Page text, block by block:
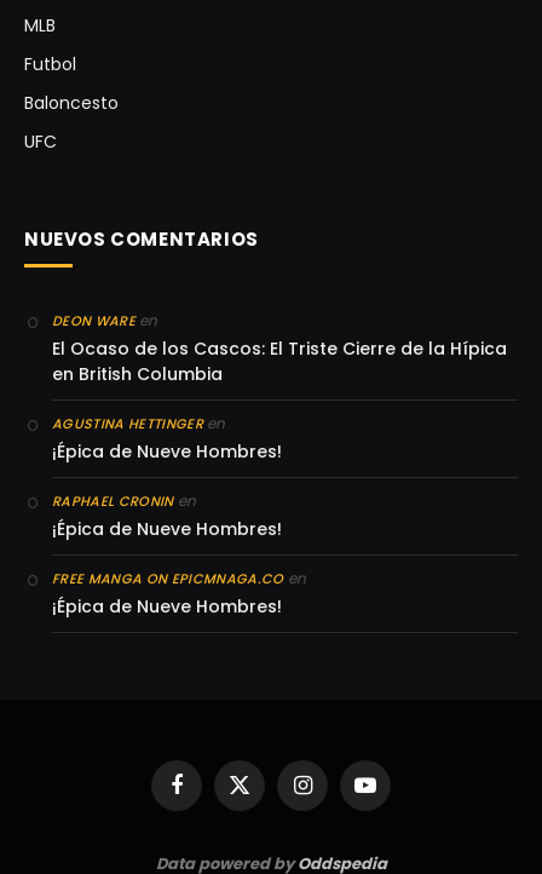
MLB
Futbol
Baloncesto
UFC
NUEVOS COMENTARIOS
DEON WAREen
El Ocaso de los Cascos: El Triste Cierre de la Hípica
en British Columbia
AGUSTINA HETTINGERen
¡Épica de Nueve Hombres!
RAPHAEL CRONINen
¡Épica de Nueve Hombres!
FREE MANGA ON EPICMNAGA.COen
¡Épica de Nueve Hombres!
Facebook
X
(Twitter)
InstagramYouTube
Data powered byOddspedia